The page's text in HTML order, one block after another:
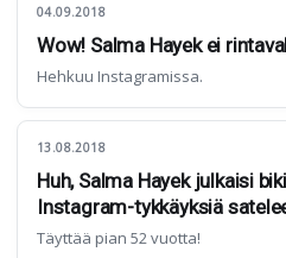
04.09.2018
Wow! Salma Hayek ei
Hehkuu Instagramissa.
13.08.2018
Huh, Salma Hayek julkaisi
Instagram-tykkäyksiä
Täyttää pian 52 vuotta!